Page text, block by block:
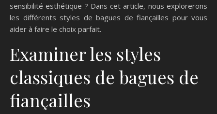
sensibilité esthétique ? Dans cet article, nous explorerons
les différents styles de bagues de fiançailles pour vous
aider à faire le choix parfait.
Examiner les styles
classiques de bagues de
fiançailles